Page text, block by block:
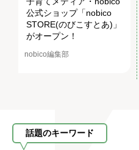
公式ショップ「nobico
STORE(のびこすとあ)」
がオープン！
nobico編集部
話題のキーワード